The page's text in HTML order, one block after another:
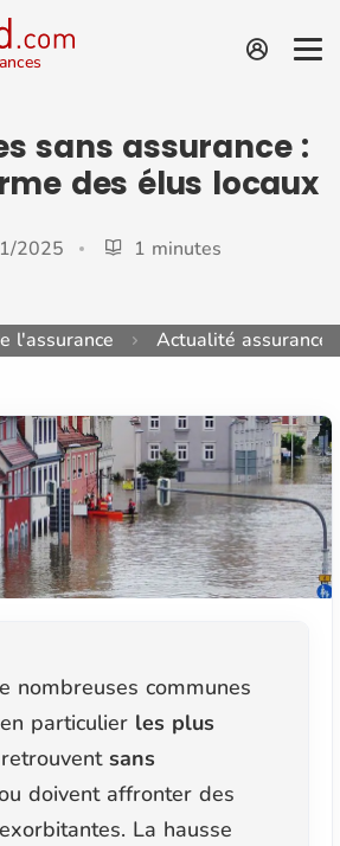
sans assurance :
des élus locaux
2025 1 minutes
l'assurance Actualité assurance
nombreuses communes
particulier les plus
sans
doivent affronter des
La hausse